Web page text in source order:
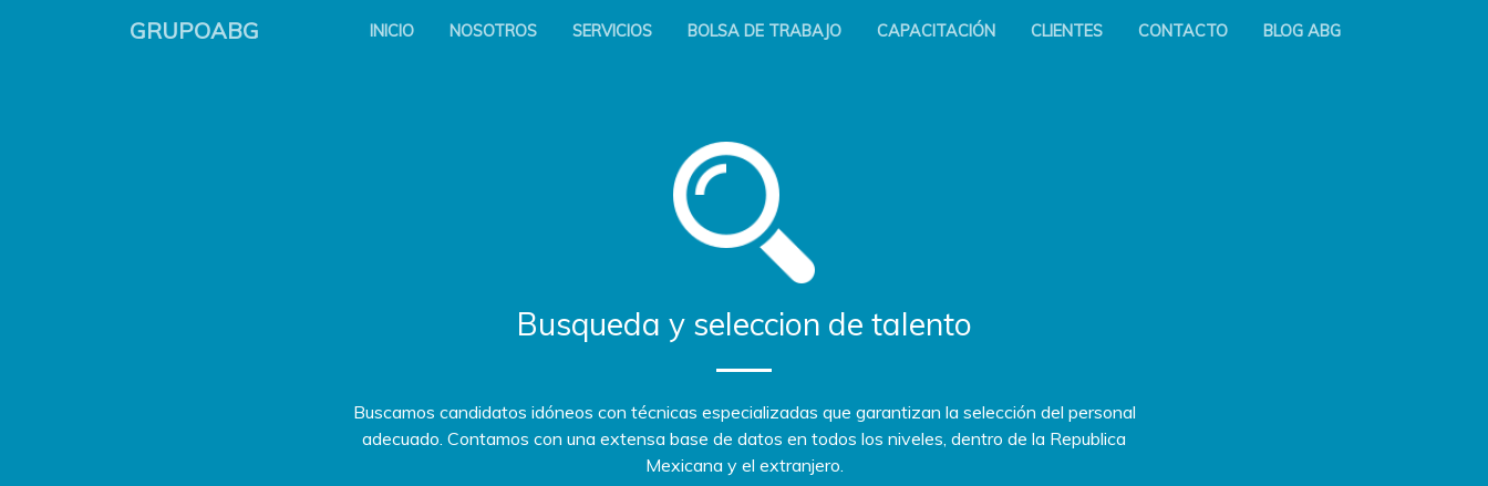
GRUPOABG INICIO NOSOTROS SERVICIOS BOLSA DE TRABAJO CAPACITACIÓN CLIENTES CONTACTO BLOG ABG
Busqueda y seleccion de talento
Buscamos candidatos idóneos con técnicas especializadas que garantizan la selección del personal
adecuado. Contamos con una extensa base de datos en todos los niveles, dentro de la Republica
Mexicana y el extranjero.